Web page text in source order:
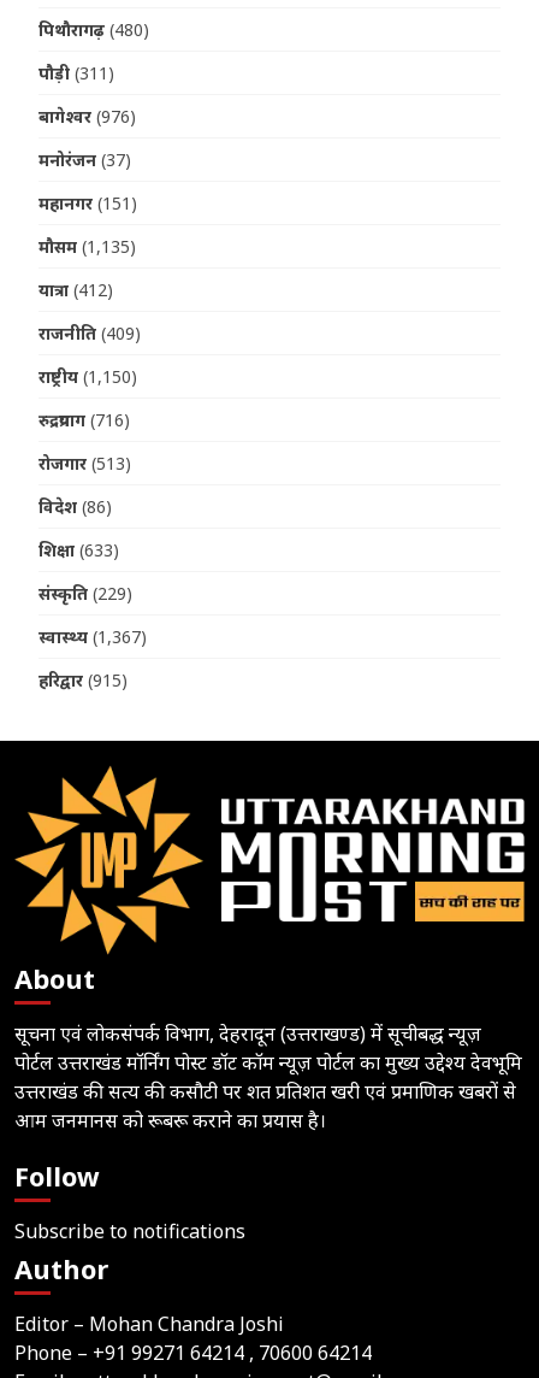
पिथौरागढ़ (480)
पौड़ी (311)
बागेश्वर (976)
मनोरंजन (37)
महानगर (151)
मौसम (1,135)
यात्रा (412)
राजनीति (409)
राष्ट्रीय (1,150)
रुद्रप्रयाग (716)
रोजगार (513)
विदेश (86)
शिक्षा (633)
संस्कृति (229)
स्वास्थ्य (1,367)
हरिद्वार (915)
About
सूचना एवं लोकसंपर्क विभाग, देहरादून (उत्तराखण्ड) में सूचीबद्ध न्यूज़
पोर्टल उत्तराखंड मॉर्निंग पोस्ट डॉट कॉम न्यूज़ पोर्टल का मुख्य उद्देश्य देवभूमि
उत्तराखंड की सत्य की कसौटी पर शत प्रतिशत खरी एवं प्रमाणिक खबरों से
आम जनमानस को रूबरू कराने का प्रयास है।
Follow
Subscribe to notifications
Author
Editor – Mohan Chandra Joshi
Phone – +91 99271 64214 , 70600 64214